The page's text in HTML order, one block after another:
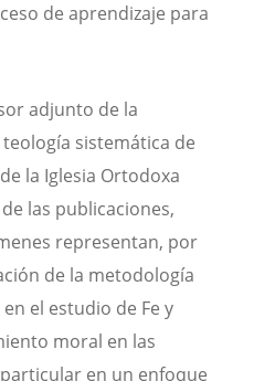
de aprendizaje para
adjunto de la
sistemática de
la Iglesia Ortodoxa
las publicaciones,
representan, por
de la metodología
el estudio de Fe y
moral en las
en un enfoque